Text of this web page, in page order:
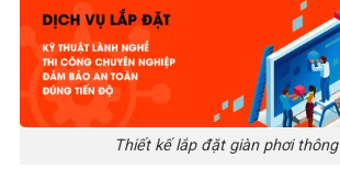
Thiết kế lắp đặt giàn phơi